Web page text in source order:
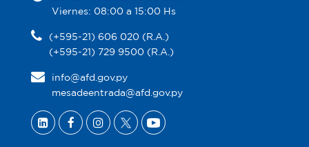
Viernes: 08:00 a 15:00 Hs
(+595-21) 606 020 (R.A.)
(+595-21) 729 9500 (R.A.)
info@afd.gov.py
mesadeentrada@afd.gov.py